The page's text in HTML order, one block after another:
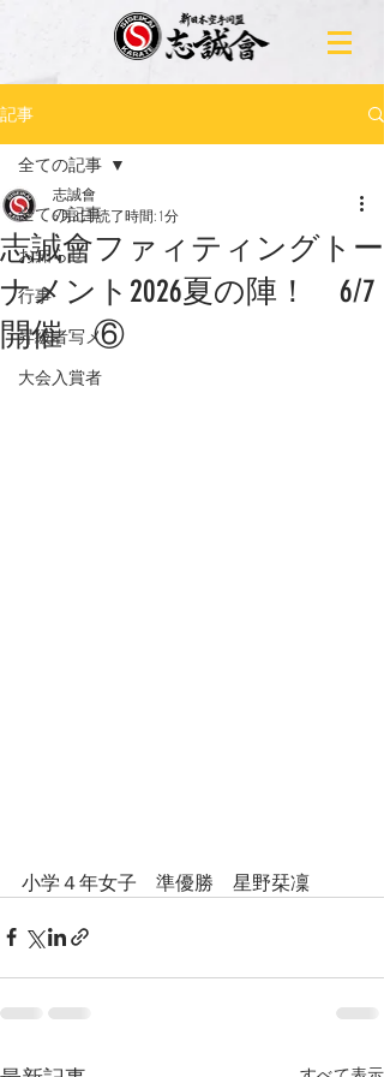
記事
全ての記事
お知らせ
行事
昇級者写メ
大会入賞者
全ての記事
志誠會ファィティングトー
ナメント2026夏の陣！ 6/7
開催 ⑥
志誠會
6月8日読了時間: 1分
小学４年女子　準優勝　星野栞凜